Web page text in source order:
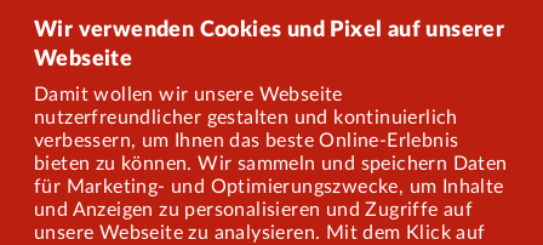
Wir verwenden Cookies und Pixel auf unserer
Webseite
Damit wollen wir unsere Webseite
nutzerfreundlicher gestalten und kontinuierlich
verbessern, um Ihnen das beste Online-Erlebnis
bieten zu können. Wir sammeln und speichern Daten
für Marketing- und Optimierungszwecke, um Inhalte
und Anzeigen zu personalisieren und Zugriffe auf
unsere Webseite zu analysieren. Mit dem Klick auf
Onlineshop
Über uns
Karriere
Presse